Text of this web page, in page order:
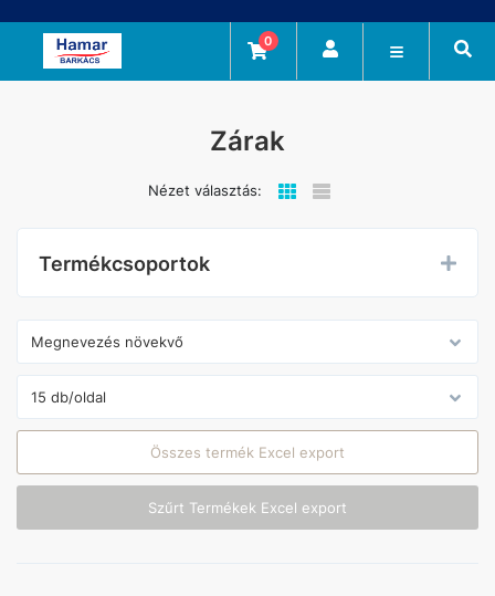
0
Zárak
Nézet választás:
Termékcsoportok
Összes termék Excel export
Szűrt Termékek Excel export